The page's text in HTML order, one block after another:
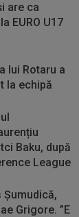
are ca
EURO U17
lui Rotaru a
la echipă
Baku, după
League
Șumudică,
Grigore. ”E